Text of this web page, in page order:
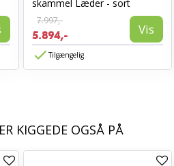
skammel Læder - sort
7.997,-
5.894,- Vis
Tilgængelig
KIGGEDE OGSÅ PÅ